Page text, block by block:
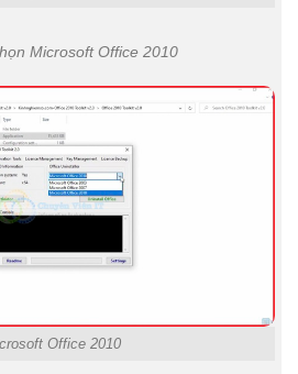
Microsoft Office 2010
Office 2010